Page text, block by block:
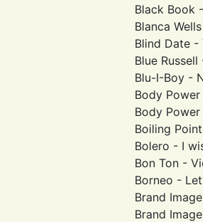
Black Book
Blanca
Blind Date -
Blue
Blu-I-Boy -
Body
Body
Boiling
Bolero - I
Bon Ton -
Borneo -
Brand
Brand